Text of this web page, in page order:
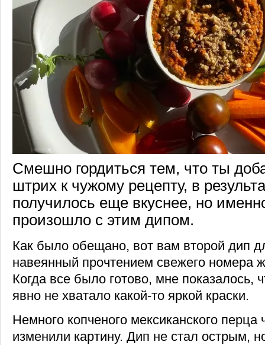
Смешно гордиться тем, что ты
штрих к чужому рецепту, в
получилось еще вкуснее, но
произошло с этим дипом.
Как было обещано, вот вам второй дип
навеянный прочтением свежего номера
Когда все было готово, мне показалось,
явно не хватало какой-то яркой краски.
Немного копченого мексиканского перца
изменили картину. Дип не стал острым,